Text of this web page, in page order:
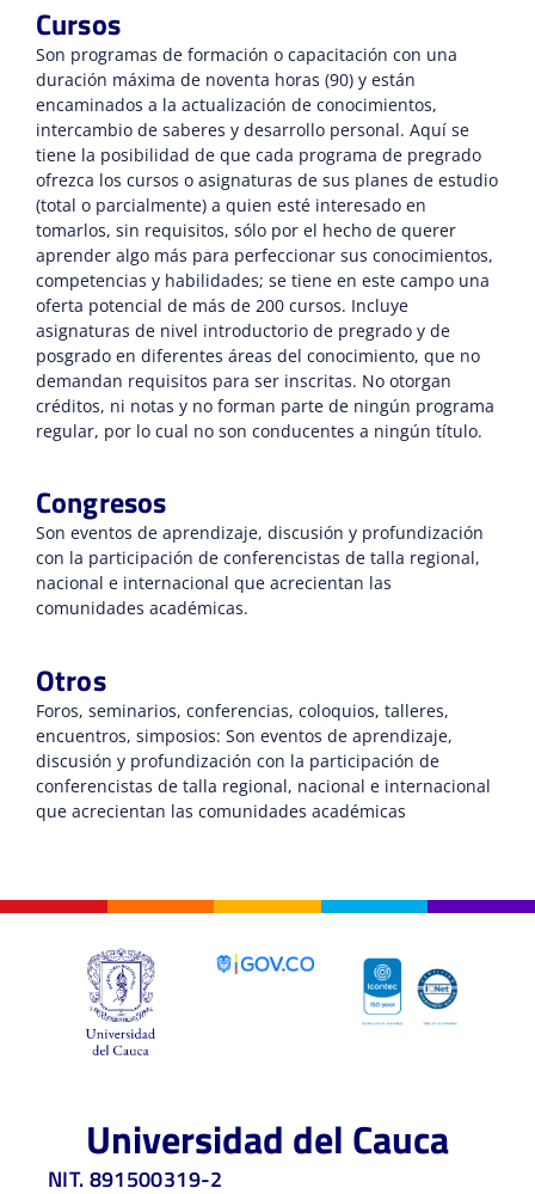
Cursos
Son programas de formación o capacitación con una
duración máxima de noventa horas (90) y están
encaminados a la actualización de conocimientos,
intercambio de saberes y desarrollo personal. Aquí se
tiene la posibilidad de que cada programa de pregrado
ofrezca los cursos o asignaturas de sus planes de estudio
(total o parcialmente) a quien esté interesado en
tomarlos, sin requisitos, sólo por el hecho de querer
aprender algo más para perfeccionar sus conocimientos,
competencias y habilidades; se tiene en este campo una
oferta potencial de más de 200 cursos. Incluye
asignaturas de nivel introductorio de pregrado y de
posgrado en diferentes áreas del conocimiento, que no
demandan requisitos para ser inscritas. No otorgan
créditos, ni notas y no forman parte de ningún programa
regular, por lo cual no son conducentes a ningún título.
Congresos
Son eventos de aprendizaje, discusión y profundización
con la participación de conferencistas de talla regional,
nacional e internacional que acrecientan las
comunidades académicas.
Otros
Foros, seminarios, conferencias, coloquios, talleres,
encuentros, simposios: Son eventos de aprendizaje,
discusión y profundización con la participación de
conferencistas de talla regional, nacional e internacional
que acrecientan las comunidades académicas
Universidad del Cauca
NIT. 891500319-2